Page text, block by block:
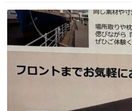
ことをするな!!」 それでは歌います、聞いてください 「井
戸水」
ト
数
数